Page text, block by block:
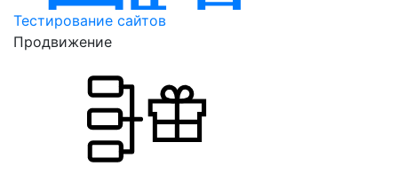
Тестирование сайтов
Продвижение